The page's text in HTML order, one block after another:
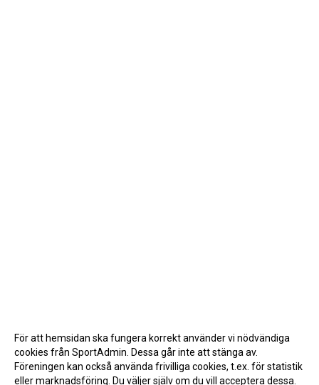
För att hemsidan ska fungera korrekt använder vi nödvändiga
cookies från SportAdmin. Dessa går inte att stänga av.
Föreningen kan också använda frivilliga cookies, t.ex. för statistik
eller marknadsföring. Du väljer själv om du vill acceptera dessa.